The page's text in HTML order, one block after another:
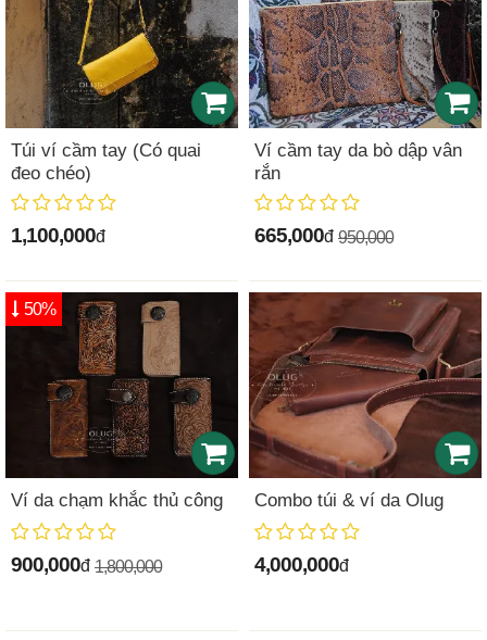
Túi ví cầm tay (Có quai
đeo chéo)
1,100,000đ
Ví cầm tay da bò dập vân
rắn
665,000đ 950,000
Ví da chạm khắc thủ công
900,000đ 1,800,000
50%
Combo túi & ví da Olug
4,000,000đ